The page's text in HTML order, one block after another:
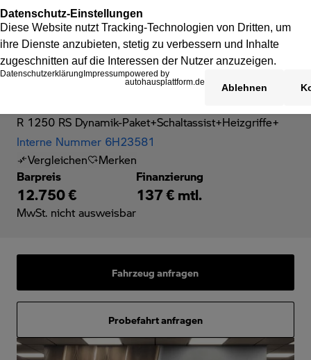
R 1250 RS Dynamik-Paket+Schaltassist+Heizgriffe+
Interne Nummer 6H23581
Vergleichen
Merken
Barpreis
12.750 €
MwSt. nicht ausweisbar
Finanzierung
137 € mtl.
Fahrzeug anfragen
Probefahrt anfragen